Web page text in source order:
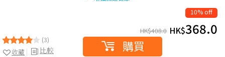
(3)
比較
收藏
10% off
HK$408.0 HK$368.0
購買